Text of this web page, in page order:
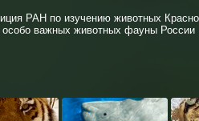
РАН по изучению животных
особо важных животных фауны России